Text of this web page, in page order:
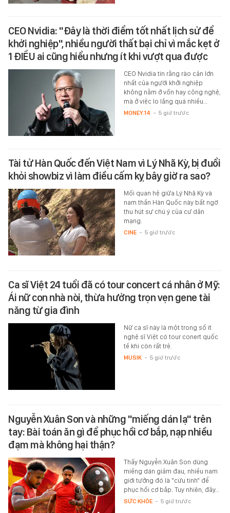
CEO Nvidia: "Đây là thời điểm tốt nhất lịch sử để
khởi nghiệp", nhiều người thất bại chỉ vì mắc kẹt ở
1 ĐIỀU ai cũng hiểu nhưng ít khi vượt qua được
CEO Nvidia tin rằng rào cản lớn
nhất của người khởi nghiệp
không nằm ở vốn hay công nghệ,
mà ở việc lo lắng quá nhiều…
MONEY.14 - 5 giờ trước
Tài tử Hàn Quốc đến Việt Nam vì Lý Nhã Kỳ, bị đuổi
khỏi showbiz vì làm điều cấm kỵ bây giờ ra sao?
Mối quan hệ giữa Lý Nhã Kỳ và
nam thần Hàn Quốc này bất ngờ
thu hút sự chú ý của cư dân
mạng.
CINE - 5 giờ trước
Ca sĩ Việt 24 tuổi đã có tour concert cá nhân ở Mỹ:
Ái nữ con nhà nòi, thừa hưởng trọn vẹn gene tài
năng từ gia đình
Nữ ca sĩ này là một trong số ít
nghệ sĩ Việt có tour conert quốc
tế khi còn rất trẻ.
MUSIK - 5 giờ trước
Nguyễn Xuân Son và những "miếng dán lạ" trên
tay: Bài toán ăn gì để phục hồi cơ bắp, nạp nhiều
đạm mà không hại thận?
Thấy Nguyễn Xuân Son dùng
miếng dán giảm đau, nhiều nam
giới tưởng đó là "cứu tinh" để
phục hồi cơ bắp. Tuy nhiên, đây…
SỨC KHỎE - 5 giờ trước